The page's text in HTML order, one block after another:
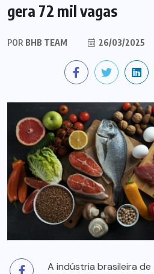
gera 72 mil vagas
POR BHB TEAM 26/03/2025
A indústria brasileira